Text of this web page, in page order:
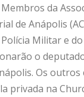
da
de Anápolis
Militar e
o
Os outros
privada na